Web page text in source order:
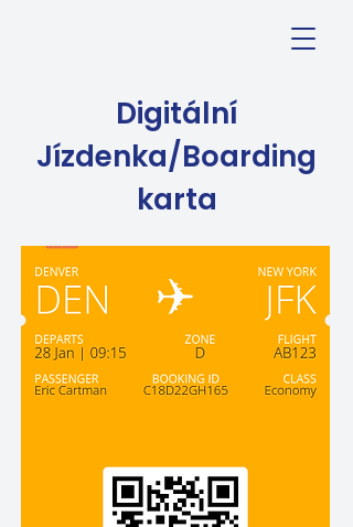
Digitální
Jízdenka/Boarding
karta